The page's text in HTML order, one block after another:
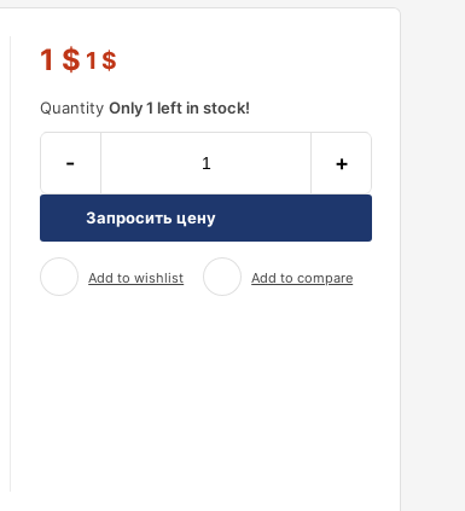
1 $ 1 $
QuantityOnly 1 left in stock!
- +
Запросить цену
Add to wishlist Add to compare